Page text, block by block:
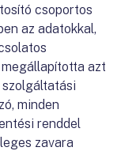
csoportos
az adatokkal,
azt
szolgáltatási
minden
renddel
zavara